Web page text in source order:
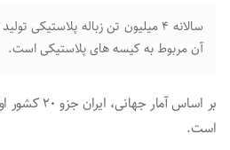
سالانه ۴ میلیون تن زباله
آن مربوط به کیسه های پلاستیکی است.
بر اساس آمار
است.